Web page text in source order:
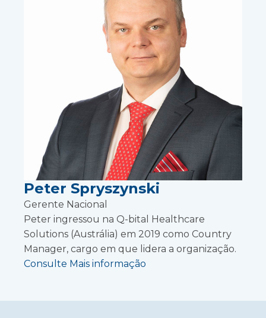
Peter Spryszynski
Gerente Nacional
Peter ingressou na Q-bital Healthcare
Solutions (Austrália) em 2019 como Country
Manager, cargo em que lidera a organização.
Consulte Mais informação